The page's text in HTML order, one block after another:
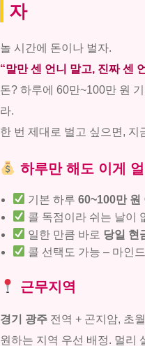
자
놀 시간에 돈이나 벌자.
“말만 센 언니 말고, 진짜 센
돈? 하루에 60만~100만 원
라.
한 번 제대로 벌고 싶으면, 지
하루만 해도 이게
기본 하루60~100만 원
콜 독점이라 쉬는 날이
일한 만큼 바로 당일 현
콜 선택도 가능 – 마인
근무지역
경기 광주 전역 + 곤지암, 초
원하는 지역 우선 배정. 멀리